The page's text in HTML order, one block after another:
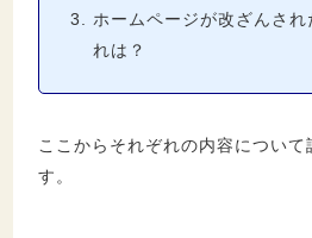
ホームページが改ざんさ
れは？
ここからそれぞれの内容について
す。